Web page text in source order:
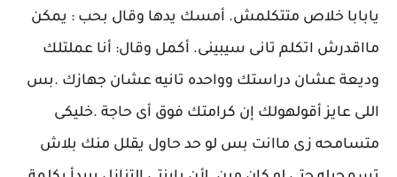
يابابا خلاص متتكلمش. أمسك يدها وقال بحب : يمكن
مااقدرش اتكلم تانى سيبينى. أكمل وقال: أنا عملتلك
وديعة عشان دراستك وواحده تانيه عشان جهازك .بس
اللى عايز أقولهولك إن كرامتك فوق أى حاجة .خليكى
متسامحه زى ماانت بس لو حد حاول يقلل منك بلاش